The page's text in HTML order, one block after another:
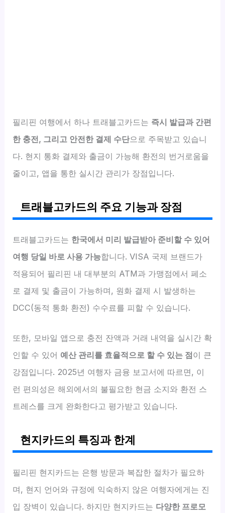
필리핀 여행에서 하나 트래블고카드는 즉시 발급과 간편
한 충전, 그리고 안전한 결제 수단으로 주목받고 있습니
다. 현지 통화 결제와 출금이 가능해 환전의 번거로움을
줄이고, 앱을 통한 실시간 관리가 장점입니다.
트래블고카드의 주요 기능과 장점
트래블고카드는 한국에서 미리 발급받아 준비할 수 있어
여행 당일 바로 사용 가능합니다. VISA 국제 브랜드가
적용되어 필리핀 내 대부분의 ATM과 가맹점에서 페소
로 결제 및 출금이 가능하며, 원화 결제 시 발생하는
DCC(동적 통화 환전) 수수료를 피할 수 있습니다.
또한, 모바일 앱으로 충전 잔액과 거래 내역을 실시간 확
인할 수 있어 예산 관리를 효율적으로 할 수 있는 점이 큰
강점입니다. 2025년 여행자 금융 보고서에 따르면, 이
런 편의성은 해외에서의 불필요한 현금 소지와 환전 스
트레스를 크게 완화한다고 평가받고 있습니다.
현지카드의 특징과 한계
필리핀 현지카드는 은행 방문과 복잡한 절차가 필요하
며, 현지 언어와 규정에 익숙하지 않은 여행자에게는 진
입 장벽이 있습니다. 하지만 현지카드는 다양한 프로모